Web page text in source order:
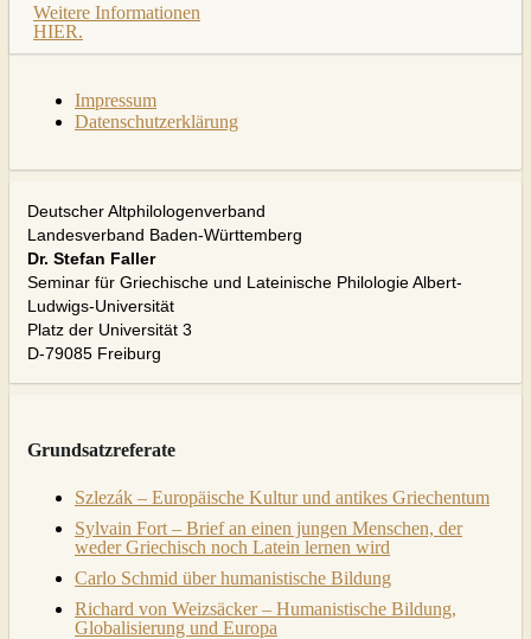
Weitere Informationen
HIER.
Impressum
Datenschutzerklärung
Deutscher Altphilologenverband
Landesverband Baden-Württemberg
Dr. Stefan Faller
Seminar für Griechische und Lateinische Philologie Albert-
Ludwigs-Universität
Platz der Universität 3
D-79085 Freiburg
Grundsatzreferate
Szlezák – Europäische Kultur und antikes Griechentum
Sylvain Fort – Brief an einen jungen Menschen, der
weder Griechisch noch Latein lernen wird
Carlo Schmid über humanistische Bildung
Richard von Weizsäcker – Humanistische Bildung,
Globalisierung und Europa